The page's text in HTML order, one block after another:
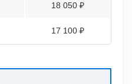
18 050 ₽
17 100 ₽